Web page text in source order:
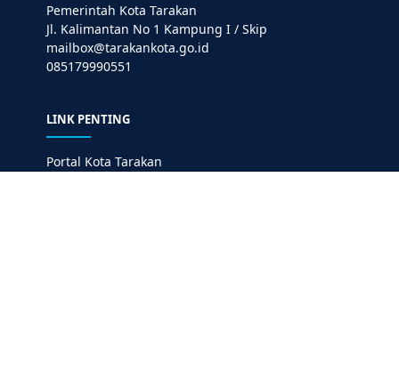
Pemerintah Kota Tarakan
Jl. Kalimantan No 1 Kampung I / Skip
mailbox@tarakankota.go.id
085179990551
LINK PENTING
Portal Kota Tarakan